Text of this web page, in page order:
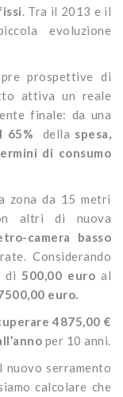
. Tra il 2013 e il
evoluzione
prospettive di
attiva un reale
finale: da una
65% della spesa,
di consumo
zona da 15 metri
altri di nuova
camera basso
Considerando
di 500,00 euro al
euro.
4875,00 €
per 10 anni.
serramento
calcolare che